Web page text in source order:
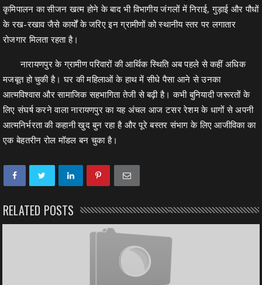
कृमिपालन का सीजन खत्म होने के बाद भी विभागीय जंगलों में निराई, गुड़ाई और पौधों
के रख-रखाव जैसे कार्यों के जरिए इन ग्रामीणों को स्थानीय स्तर पर लगातार
रोजगार मिलता रहता है।
नारायणपुर के ग्रामीण परिवारों की आर्थिक स्थिति अब पहले से कहीं अधिक
मजबूत हो चुकी है। घर की महिलाओं के हाथ में सीधे पैसा आने से उनका
आत्मविश्वास और सामाजिक सहभागिता तेजी से बढ़ी है। कभी बुनियादी जरूरतों के
लिए संघर्ष करने वाला नारायणपुर का यह अंचल आज टसर रेशम के धागों से अपनी
आत्मनिर्भरता की कहानी खुद बुन रहा है और पूरे बस्तर संभाग के लिए आजीविका का
एक बेहतरीन रोल मॉडल बन चुका है।
RELATED POSTS